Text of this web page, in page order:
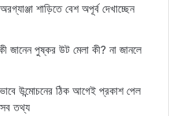
শাড়িতে বেশ অপূর্ব দেখাচ্ছেন
পুষ্কর উট মেলা কী? না জানলে
উন্মোচনের ঠিক আগেই প্রকাশ পেল
সব তথ্য